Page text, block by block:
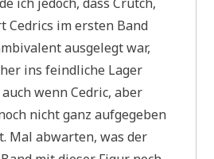
Cedrics im ersten Band
ausgelegt war,
ins feindliche Lager
wenn Cedric, aber
nicht ganz aufgegeben
Mal abwarten, was der